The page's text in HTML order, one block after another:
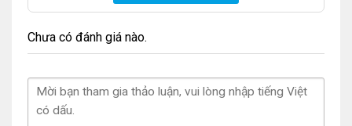
Chưa có đánh giá nào.